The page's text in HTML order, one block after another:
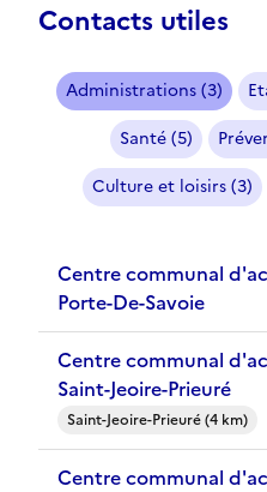
Contacts utiles
Administrations (3)
Santé (5)
Culture et loisirs (3)
Centre communal d'action sociale (CCAS) -
Porte-De-Savoie
Centre communal d'action sociale (CCAS) -
Saint-Jeoire-Prieuré
Saint-Jeoire-Prieuré (4 km)
Centre communal d'action sociale (CCAS) -